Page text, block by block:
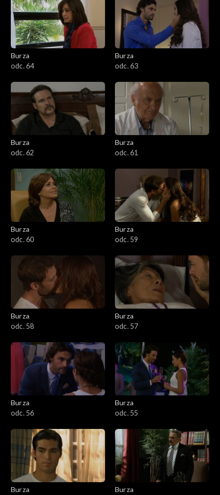
Burza
odc. 64
Burza
odc. 63
Burza
odc. 62
Burza
odc. 61
Burza
odc. 60
Burza
odc. 59
Burza
odc. 58
Burza
odc. 57
Burza
odc. 56
Burza
odc. 55
Burza
Burza